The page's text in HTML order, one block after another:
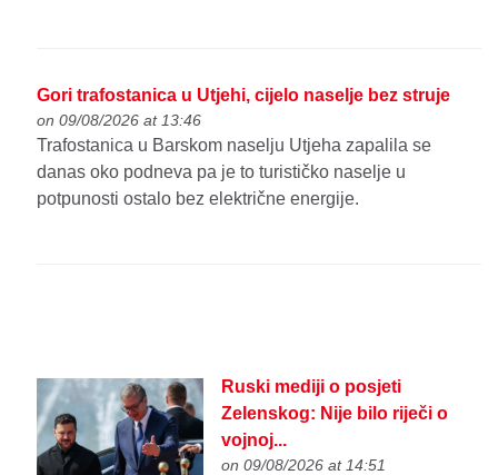
Gori trafostanica u Utjehi, cijelo naselje bez struje
on 09/08/2026 at 13:46
Trafostanica u Barskom naselju Utjeha zapalila se
danas oko podneva pa je to turističko naselje u
potpunosti ostalo bez električne energije.
Ruski mediji o posjeti
Zelenskog: Nije bilo riječi o
vojnoj...
on 09/08/2026 at 14:51